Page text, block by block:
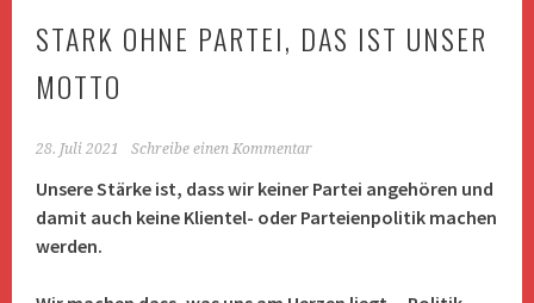
STARK OHNE PARTEI, DAS IST UNSER
MOTTO
28. Juli 2021 Schreibe einen Kommentar
Unsere Stärke ist, dass wir keiner Partei angehören und
damit auch keine Klientel- oder Parteienpolitik machen
werden.